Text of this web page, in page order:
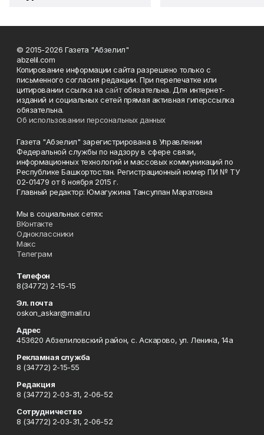
© 2015-2026 Газета "Абзелил"
abzelil.com
Копирование информации сайта разрешено только с
письменного согласия редакции. При перепечатке или
цитировании ссылка на сайтобязательна. Для интернет-
изданий и социальных сетей прямая активная гиперссылка
обязательна.
Об использовании персональных данных
Газета "Абзелил" зарегистрирована в Управлении
Федеральной службы по надзору в сфере связи,
информационных технологий и массовых коммуникаций по
Республике Башкортостан. Регистрационный номер ПИ № ТУ
02-01479 от 6 ноября 2015 г.
Главный редактор: Юмагужина Тансулпан Маратовна
Мы в социальных сетях:
ВКонтакте
Одноклассники
Макс
Телеграм
Телефон
8(34772) 2-15-15
Эл. почта
oskon_askar@mail.ru
Адрес
453620 Абзелиловский район, с. Аскарово, ул. Ленина, 14а
Рекламная служба
8 (34772) 2-15-55
Редакция
8 (34772) 2-03-31, 2-06-52
Сотрудничество
8 (34772) 2-03-31, 2-06-52